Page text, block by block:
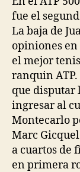
fue el
La baja de
opiniones en
el mejor
ranquin
que disputar
ingresar al
Montecarlo
Marc
a cuartos de
en primera